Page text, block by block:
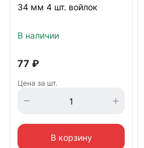
34 мм 4 шт. войлок
В наличии
77 ₽
Цена за шт.
В корзину